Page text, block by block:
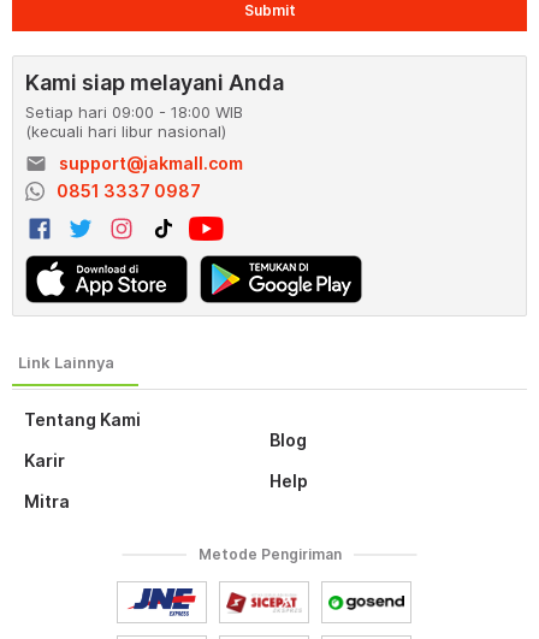
Tentang Kami
Karir
Mitra
Blog
Help
Submit
Kami siap melayani Anda
Setiap hari 09:00 - 18:00 WIB
(kecuali hari libur nasional)
email
support@jakmall.com
0851 3337 0987
Metode Pengiriman